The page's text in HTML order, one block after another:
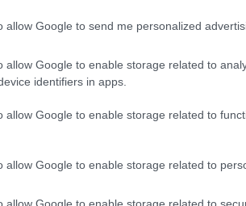
allow Google to send me personalized
allow Google to enable storage related to
identifiers in apps.
allow Google to enable storage related to
allow Google to enable storage related to
allow Google to enable storage related to